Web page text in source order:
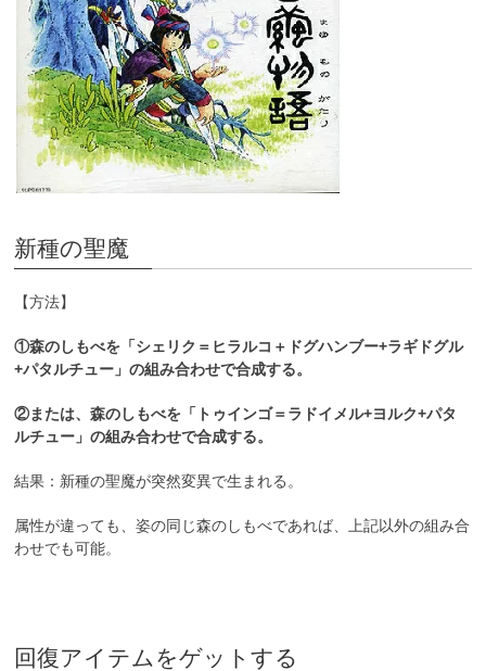
新種の聖魔
【方法】
①森のしもべを「シェリク＝ヒラルコ＋ドグハンブー+ラギドグル
+パタルチュー」の組み合わせで合成する。
②または、森のしもべを「トゥインゴ＝ラドイメル+ヨルク+パタ
ルチュー」の組み合わせで合成する。
結果：新種の聖魔が突然変異で生まれる。
属性が違っても、姿の同じ森のしもべであれば、上記以外の組み合
わせでも可能。
回復アイテムをゲットする